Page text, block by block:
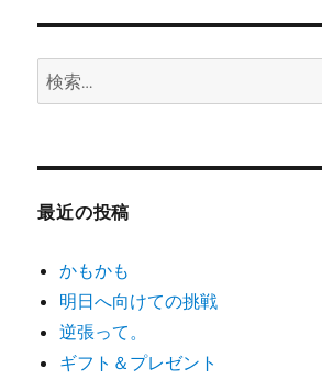
検
索:
最近の投稿
かもかも
明日へ向けての挑戦
逆張って。
ギフト＆プレゼント